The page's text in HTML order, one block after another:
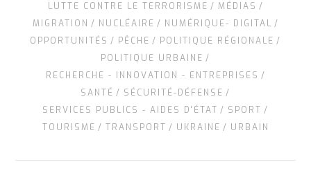
LUTTE CONTRE LE TERRORISME
MÉDIAS
MIGRATION
NUCLÉAIRE
NUMÉRIQUE- DIGITAL
OPPORTUNITÉS
PÊCHE
POLITIQUE RÉGIONALE
POLITIQUE URBAINE
RECHERCHE - INNOVATION - ENTREPRISES
SANTÉ
SÉCURITÉ-DÉFENSE
SERVICES PUBLICS - AIDES D'ÉTAT
SPORT
TOURISME
TRANSPORT UKRAINE URBAIN